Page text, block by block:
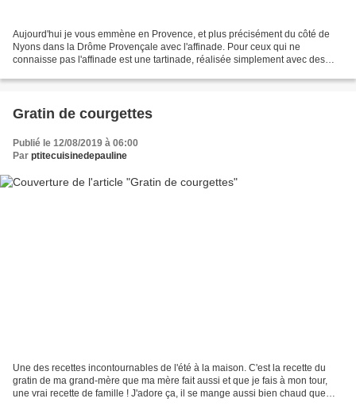
Aujourd'hui je vous emmène en Provence, et plus précisément du côté de
Nyons dans la Drôme Provençale avec l'affinade. Pour ceux qui ne
connaisse pas l'affinade est une tartinade, réalisée simplement avec des
Gratin de courgettes
Publié le 12/08/2019 à 06:00
Par ptitecuisinedepauline
Une des recettes incontournables de l'été à la maison. C'est la recette du
gratin de ma grand-mère que ma mère fait aussi et que je fais à mon tour,
une vrai recette de famille ! J'adore ça, il se mange aussi bien chaud que